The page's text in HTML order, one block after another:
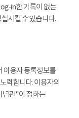
in한 기록이 없는
시킬 수 있습니다.
이용자 등록정보를
력합니다. 이용자의
념관"이 정하는